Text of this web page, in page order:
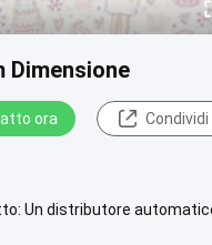
Dimensione
ora Condividi
Un distributore